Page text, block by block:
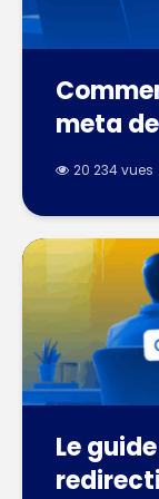
meta
20 234 vues
Le